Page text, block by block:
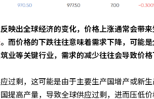
映出全球经济的变化，价格上涨通常会带
。而价格的下跌往往意味着需求下降，可能
业等关键行业，需求的减少往往会导致价格
过剩，这可能是由于主要生产国增产或新
提高产量，导致全球供应过剩，进而压低价